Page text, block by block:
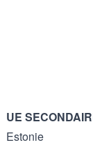
UE
Estonie